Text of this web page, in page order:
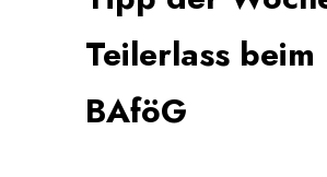
Teilerlass beim
BAföG